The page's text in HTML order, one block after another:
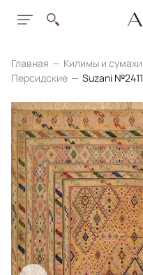
Главная Килимы и сумахи
Персидские
Suzani №2411